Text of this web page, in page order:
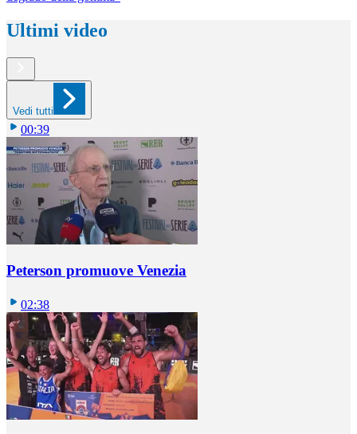
Ultimi video
Vedi tutti
00:39
Peterson promuove Venezia
02:38